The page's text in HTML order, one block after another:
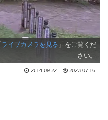
ライブカメラを見る 」をご覧くだ
さい。
2014.09.22 2023.07.16